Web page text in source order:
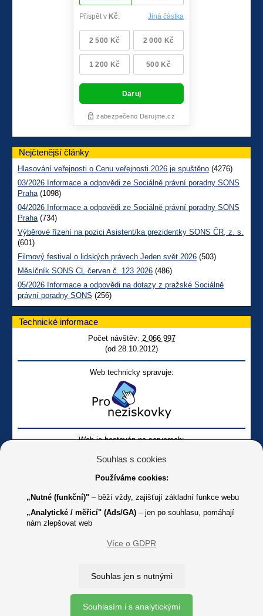
Nejčtenější články
Hlasování veřejnosti o Cenu veřejnosti 2026 je spuštěno (4276)
03/2026 Informace a odpovědi ze Sociálně právní poradny SONS
Praha(1098)
04/2026 Informace a odpovědi ze Sociálně právní poradny SONS
Praha(734)
Výběrové řízení na pozici Asistent/ka prezidentky SONS ČR, z. s.
(601)
Filmový festival o lidských právech Jeden svět 2026 (503)
Měsíčník SONS CL červen č. 123 2026 (486)
05/2026 Informace a odpovědi na dotazy z pražské Sociálně
právní poradny SONS (256)
Technické informace
Počet návštěv: 2 066 997
(od 28.10.2012)
Web technicky spravuje:
Web je hostován na serverech:
Online
Youtube SONS
K jakémukoliv užití textů a obrázků uvedených na tomto serveru je
Copyright © 2012 - 2026 SONS ČR, z. s.
Ochrana osobních údajů (GDPR)
Souhlas s cookies
Používáme cookies:
„Nutné (funkční)" – běží vždy, zajišťují základní funkce webu
„Analytické / měřicí" (Ads/GA) – jen po souhlasu, pomáhají
nám zlepšovat web
Více o GDPR
Souhlas jen s nutnými
Souhlasím i s analytickými